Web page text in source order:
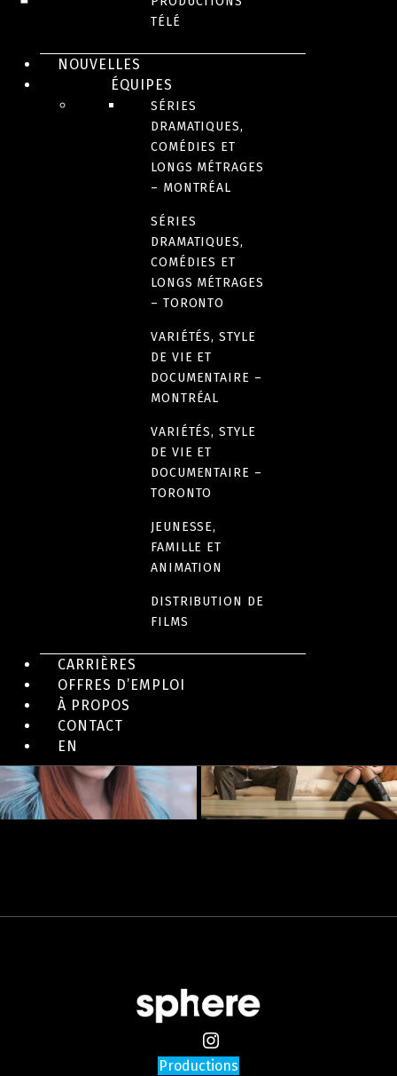
TÉLÉ
NOUVELLES
ÉQUIPES
SÉRIES
DRAMATIQUES,
COMÉDIES ET
LONGS MÉTRAGES
– MONTRÉAL
SÉRIES
DRAMATIQUES,
COMÉDIES ET
LONGS MÉTRAGES
– TORONTO
VARIÉTÉS, STYLE
DE VIE ET
DOCUMENTAIRE –
MONTRÉAL
VARIÉTÉS, STYLE
DE VIE ET
DOCUMENTAIRE –
TORONTO
JEUNESSE,
FAMILLE ET
ANIMATION
DISTRIBUTION DE
FILMS
CARRIÈRES
OFFRES D’EMPLOI
À PROPOS
CONTACT
EN
PRIX ET DISTINCTIONS
LANGUE(S) ORIGINALE(S)
EN IMAGES
Productions